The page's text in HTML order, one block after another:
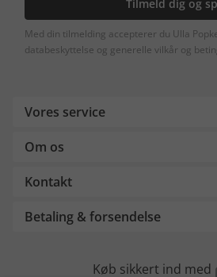
Tilmeld dig og
Med din tilmelding accepterer du Ulla
databeskyttelse og generelle vilkår og
Vores service
Om os
Kontakt
Betaling & forsendelse
Køb sikkert ind med